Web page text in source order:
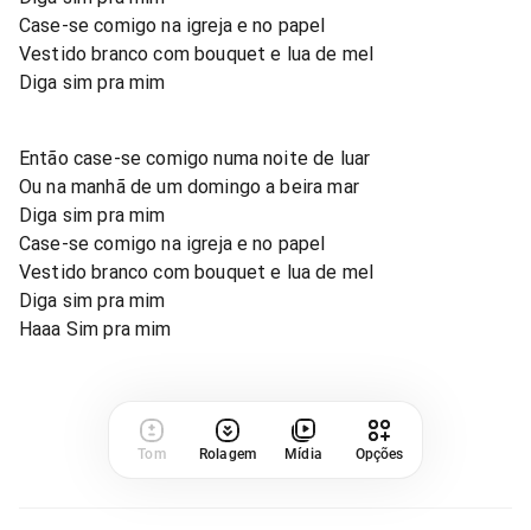
Case-se comigo na igreja e no papel
Vestido branco com bouquet e lua de mel
Diga sim pra mim
Então case-se comigo numa noite de luar
Ou na manhã de um domingo a beira mar
Diga sim pra mim
Case-se comigo na igreja e no papel
Vestido branco com bouquet e lua de mel
Diga sim pra mim
Haaa Sim pra mim
Tom Rolagem Mídia Opções